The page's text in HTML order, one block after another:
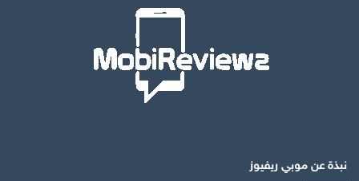
نبذة عن موبي ريفيوز